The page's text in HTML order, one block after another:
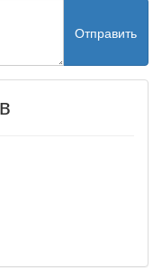
Отправить